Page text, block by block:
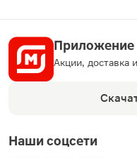
Приложение
Акции, доставка
Наши соцсети